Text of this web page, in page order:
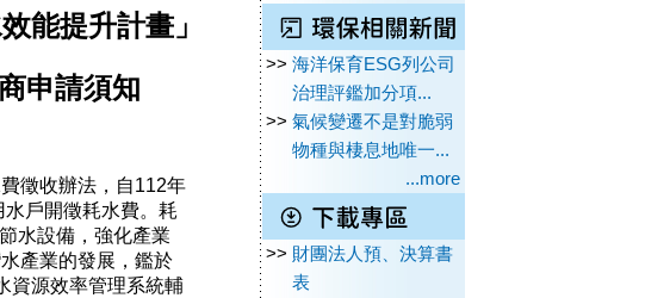
能提升計畫」
申請須知
徵收辦法，自112年
戶開徵耗水費。耗
水設備，強化產業
產業的發展，鑑於
資源效率管理系統輔
>> 海洋保育ESG列公司
治理評鑑加分項...
>> 氣候變遷不是對脆弱
物種與棲息地唯一...
...more
>> 財團法人預、決算書
表